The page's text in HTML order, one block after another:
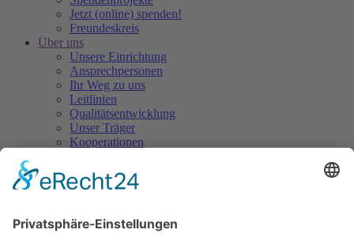
Jetzt (online) spenden!
Freundeskreis
Über uns
Unsere Einrichtung
Ansprechpersonen
Ihr Weg zu uns
Leitlinien
Qualitätsentwicklung
Unser Träger
Kooperationen